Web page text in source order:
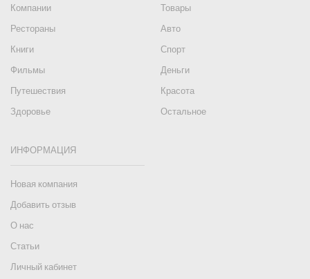
Компании
Товары
Рестораны
Авто
Книги
Спорт
Фильмы
Деньги
Путешествия
Красота
Здоровье
Остальное
ИНФОРМАЦИЯ
Новая компания
Добавить отзыв
О нас
Статьи
Личный кабинет